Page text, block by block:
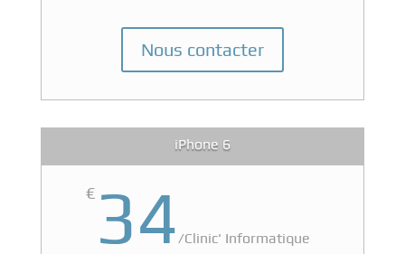
Nous contacter
iPhone 6
€34 /Clinic' Informatique